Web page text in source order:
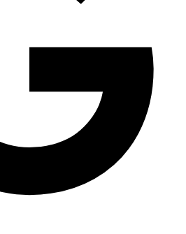
1000 мл, 500 шт/уп
ягід на 1 кг, 1000 шт/уп
страв Банка - 500 мл, 300шт/уп
мл